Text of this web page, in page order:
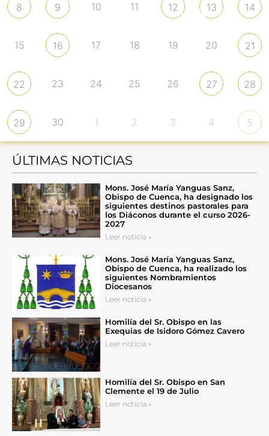
8 9 10 11 12 13 14
15 16 17 18 19 20 21
22 23 24 25 26 27 28
29 30 1 2 3 4 5
ÚLTIMAS NOTICIAS
Mons. José María Yanguas Sanz,
Obispo de Cuenca, ha designado los
siguientes destinos pastorales para
los Diáconos durante el curso 2026-
2027
Leer noticia »
Mons. José María Yanguas Sanz,
Obispo de Cuenca, ha realizado los
siguientes Nombramientos
Diocesanos
Leer noticia »
Homilía del Sr. Obispo en las
Exequias de Isidoro Gómez Cavero
Leer noticia »
Homilía del Sr. Obispo en San
Clemente el 19 de Julio
Leer noticia »